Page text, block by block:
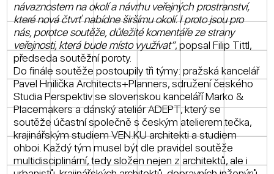
návaznostem na okolí a návrhu veřejných prostranství,
které nová čtvrť nabídne širšímu okolí. I proto jsou pro
nás, porotce soutěže, důležité komentáře ze strany
veřejnosti, která bude místo využívat“, popsal Filip Tittl,
předseda soutěžní poroty.
Do finále soutěže postoupily tři týmy: pražská kancelář
Pavel Hnilička Architects+Planners, sdružení českého
Studia Perspektiv se slovenskou kanceláří Marko &
Placemakers a dánský ateliér ADEPT, který se
soutěže účastní společně s českým atelierem.tečka,
krajinářským studiem VEN.KU architekti a studiem
ohboi. Každý tým musel být dle pravidel soutěže
multidisciplinární, tedy složen nejen z architektů, ale i